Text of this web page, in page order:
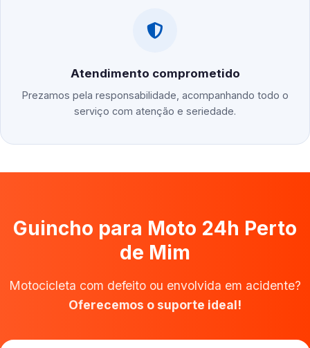
Atendimento comprometido
Prezamos pela responsabilidade, acompanhando todo o
serviço com atenção e seriedade.
Guincho para Moto 24h Perto
de Mim
Motocicleta com defeito ou envolvida em acidente?
Oferecemos o suporte ideal!